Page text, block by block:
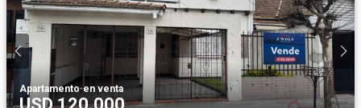
Apartamento·en venta